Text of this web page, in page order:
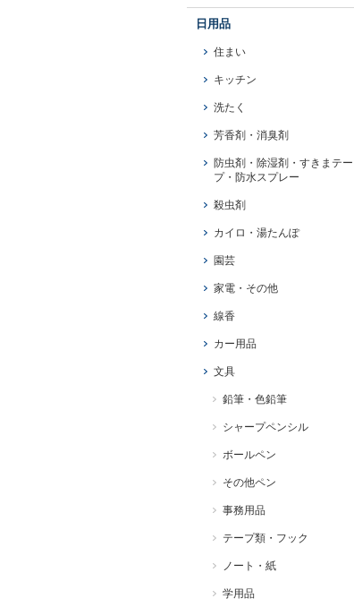
日用品
住まい
キッチン
洗たく
芳香剤・消臭剤
防虫剤・除湿剤・すきまテー
プ・防水スプレー
殺虫剤
カイロ・湯たんぽ
園芸
家電・その他
線香
カー用品
文具
鉛筆・色鉛筆
シャープペンシル
ボールペン
その他ペン
事務用品
テープ類・フック
ノート・紙
学用品